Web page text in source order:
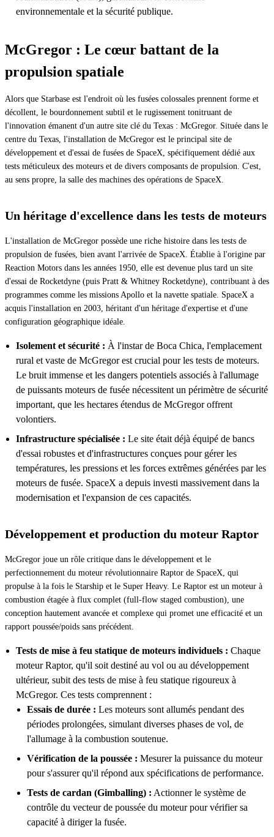
environnementale et la sécurité publique.
McGregor : Le cœur battant de la
propulsion spatiale
Alors que Starbase est l'endroit où les fusées colossales prennent forme et
décollent, le bourdonnement subtil et le rugissement tonitruant de
l'innovation émanent d'un autre site clé du Texas : McGregor. Située dans le
centre du Texas, l'installation de McGregor est le principal site de
développement et d'essai de fusées de SpaceX, spécifiquement dédié aux
tests méticuleux des moteurs et de divers composants de propulsion. C'est,
au sens propre, la salle des machines des opérations de SpaceX.
Un héritage d'excellence dans les tests de moteurs
L'installation de McGregor possède une riche histoire dans les tests de
propulsion de fusées, bien avant l'arrivée de SpaceX. Établie à l'origine par
Reaction Motors dans les années 1950, elle est devenue plus tard un site
d'essai de Rocketdyne (puis Pratt & Whitney Rocketdyne), contribuant à des
programmes comme les missions Apollo et la navette spatiale. SpaceX a
acquis l'installation en 2003, héritant d'un héritage d'expertise et d'une
configuration géographique idéale.
Isolement et sécurité : À l'instar de Boca Chica, l'emplacement
rural et vaste de McGregor est crucial pour les tests de moteurs.
Le bruit immense et les dangers potentiels associés à l'allumage
de puissants moteurs de fusée nécessitent un périmètre de sécurité
important, que les hectares étendus de McGregor offrent
volontiers.
Infrastructure spécialisée : Le site était déjà équipé de bancs
d'essai robustes et d'infrastructures conçues pour gérer les
températures, les pressions et les forces extrêmes générées par les
moteurs de fusée. SpaceX a depuis investi massivement dans la
modernisation et l'expansion de ces capacités.
Développement et production du moteur Raptor
McGregor joue un rôle critique dans le développement et le
perfectionnement du moteur révolutionnaire Raptor de SpaceX, qui
propulse à la fois le Starship et le Super Heavy. Le Raptor est un moteur à
combustion étagée à flux complet (full-flow staged combustion), une
conception hautement avancée et complexe qui promet une efficacité et un
rapport poussée/poids sans précédent.
Tests de mise à feu statique de moteurs individuels : Chaque
moteur Raptor, qu'il soit destiné au vol ou au développement
ultérieur, subit des tests de mise à feu statique rigoureux à
McGregor. Ces tests comprennent :
Essais de durée : Les moteurs sont allumés pendant des
périodes prolongées, simulant diverses phases de vol, de
l'allumage à la combustion soutenue.
Vérification de la poussée : Mesurer la puissance du moteur
pour s'assurer qu'il répond aux spécifications de performance.
Tests de cardan (Gimballing) : Actionner le système de
contrôle du vecteur de poussée du moteur pour vérifier sa
capacité à diriger la fusée.